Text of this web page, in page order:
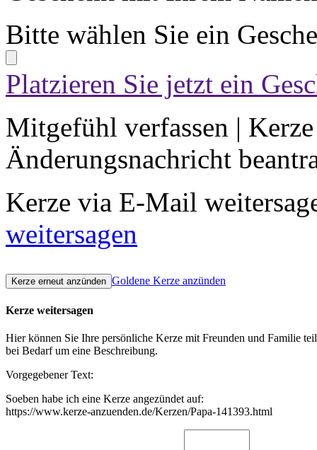
Bitte wählen Sie ein
Platzieren Sie jetzt ein
Mitgefühl verfassen |
Änderungsnachricht
Kerze via E-Mail
weitersagen
Goldene Kerze anzünden
Kerze weitersagen
Hier können Sie Ihre persönliche Kerze mit Freunden und Familie
bei Bedarf um eine Beschreibung.
Vorgegebener Text:
Soeben habe ich eine Kerze angezündet auf:
https://www.kerze-anzuenden.de/Kerzen/Papa-141393.html